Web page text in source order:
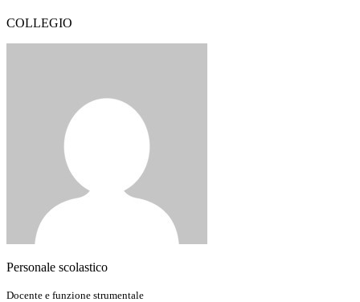
COLLEGIO
Personale scolastico
Docente e funzione strumentale